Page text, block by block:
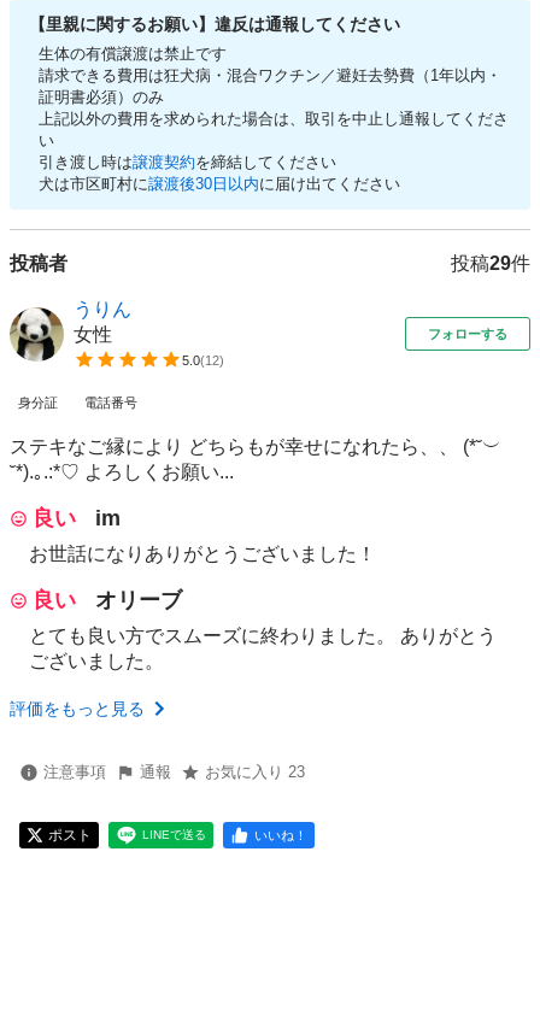
【里親に関するお願い】違反は通報してください
生体の有償譲渡は禁止です
請求できる費用は狂犬病・混合ワクチン／避妊去勢費（1年以内・
証明書必須）のみ
上記以外の費用を求められた場合は、取引を中止し通報してくださ
い
引き渡し時は譲渡契約を締結してください
犬は市区町村に譲渡後30日以内に届け出てください
投稿者 投稿29件
うりん
女性
5.0(12)
フォローする
身分証 電話番号
ステキなご縁により どちらもが幸せになれたら、、 (*˘︶
˘*).｡.:*♡ よろしくお願い...
良い im
お世話になりありがとうございました！
良い オリーブ
とても良い方でスムーズに終わりました。 ありがとう
ございました。
評価をもっと見る
注意事項 通報 お気に入り 23
ポスト LINEで送る いいね！